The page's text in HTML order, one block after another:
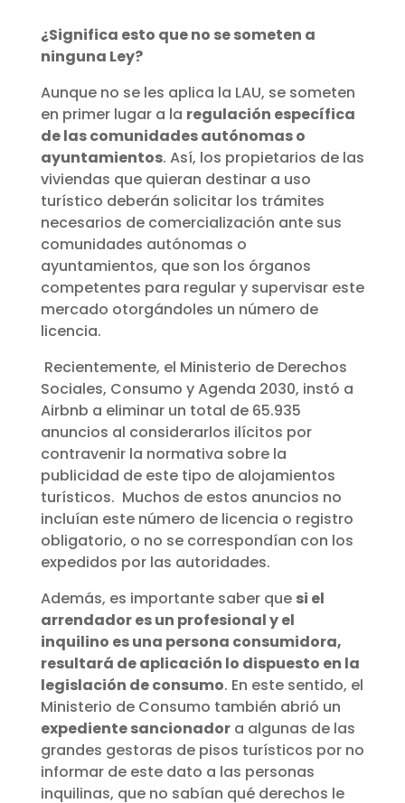
¿Significa esto que no se someten a
ninguna Ley?
Aunque no se les aplica la LAU, se someten
en primer lugar a la regulación específica
de las comunidades autónomas o
ayuntamientos. Así, los propietarios de las
viviendas que quieran destinar a uso
turístico deberán solicitar los trámites
necesarios de comercialización ante sus
comunidades autónomas o
ayuntamientos, que son los órganos
competentes para regular y supervisar este
mercado otorgándoles un número de
licencia.
Recientemente, el Ministerio de Derechos
Sociales, Consumo y Agenda 2030, instó a
Airbnb a eliminar un total de 65.935
anuncios al considerarlos ilícitos por
contravenir la normativa sobre la
publicidad de este tipo de alojamientos
turísticos. Muchos de estos anuncios no
incluían este número de licencia o registro
obligatorio, o no se correspondían con los
expedidos por las autoridades.
Además, es importante saber que si el
arrendador es un profesional y el
inquilino es una persona consumidora,
resultará de aplicación lo dispuesto en la
legislación de consumo. En este sentido, el
Ministerio de Consumo también abrió un
expediente sancionadora algunas de las
grandes gestoras de pisos turísticos por no
informar de este dato a las personas
inquilinas, que no sabían qué derechos le